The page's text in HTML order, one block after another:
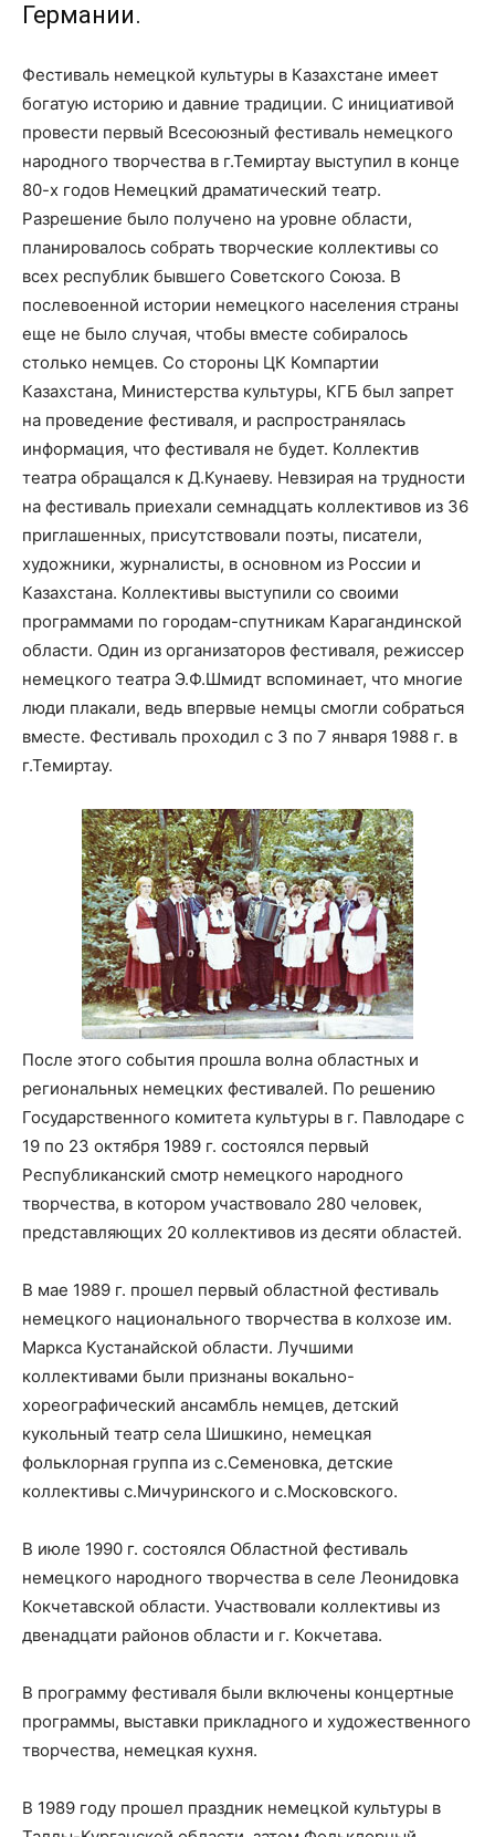
Германии.
Фестиваль немецкой культуры в Казахстане имеет
богатую историю и давние традиции. С инициативой
провести первый Всесоюзный фестиваль немецкого
народного творчества в г.Темиртау выступил в конце
80-х годов Немецкий драматический театр.
Разрешение было получено на уровне области,
планировалось собрать творческие коллективы со
всех республик бывшего Советского Союза. В
послевоенной истории немецкого населения страны
еще не было случая, чтобы вместе собиралось
столько немцев. Со стороны ЦК Компартии
Казахстана, Министерства культуры, КГБ был запрет
на проведение фестиваля, и распространялась
информация, что фестиваля не будет. Коллектив
театра обращался к Д.Кунаеву. Невзирая на трудности
на фестиваль приехали семнадцать коллективов из 36
приглашенных, присутствовали поэты, писатели,
художники, журналисты, в основном из России и
Казахстана. Коллективы выступили со своими
программами по городам-спутникам Карагандинской
области. Один из организаторов фестиваля, режиссер
немецкого театра Э.Ф.Шмидт вспоминает, что многие
люди плакали, ведь впервые немцы смогли собраться
вместе. Фестиваль проходил с 3 по 7 января 1988 г. в
г.Темиртау.
После этого события прошла волна областных и
региональных немецких фестивалей. По решению
Государственного комитета культуры в г. Павлодаре с
19 по 23 октября 1989 г. состоялся первый
Республиканский смотр немецкого народного
творчества, в котором участвовало 280 человек,
представляющих 20 коллективов из десяти областей.
В мае 1989 г. прошел первый областной фестиваль
немецкого национального творчества в колхозе им.
Маркса Кустанайской области. Лучшими
коллективами были признаны вокально-
хореографический ансамбль немцев, детский
кукольный театр села Шишкино, немецкая
фольклорная группа из с.Семеновка, детские
коллективы с.Мичуринского и с.Московского.
В июле 1990 г. состоялся Областной фестиваль
немецкого народного творчества в селе Леонидовка
Кокчетавской области. Участвовали коллективы из
двенадцати районов области и г. Кокчетава.
В программу фестиваля были включены концертные
программы, выставки прикладного и художественного
творчества, немецкая кухня.
В 1989 году прошел праздник немецкой культуры в